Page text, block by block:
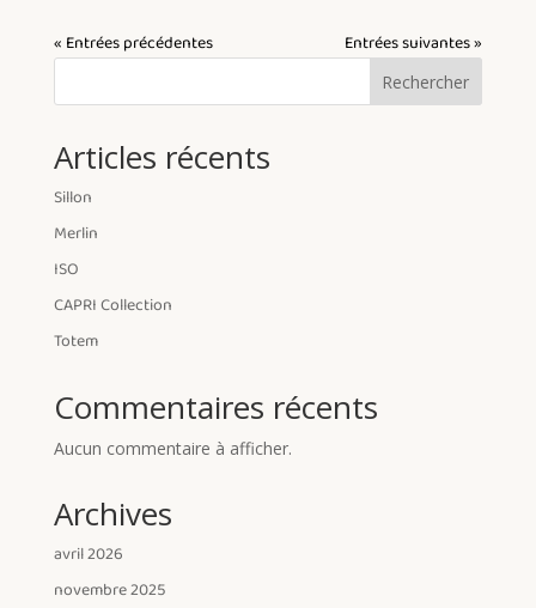
« Entrées précédentes Entrées suivantes »
Rechercher
Articles récents
Sillon
Merlin
ISO
CAPRI Collection
Totem
Commentaires récents
Aucun commentaire à afficher.
Archives
avril 2026
novembre 2025